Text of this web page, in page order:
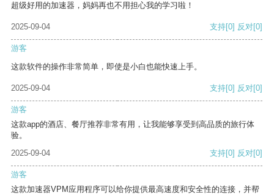
超级好用的加速器，妈妈再也不用担心我的学习啦！
2025-09-04 支持[0] 反对[0]
游客
这款软件的操作非常简单，即使是小白也能快速上手。
2025-09-04 支持[0] 反对[0]
游客
这款app的酒店、餐厅推荐非常有用，让我能够享受到高品质的旅行体
验。
2025-09-04
支持[0] 反对[0]
游客
这款加速器VPM应用程序可以给你提供最高速度和安全性的连接，并帮